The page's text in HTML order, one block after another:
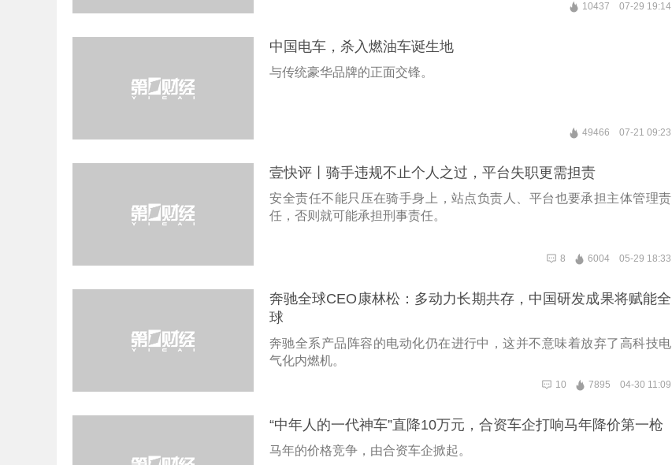
10437 07-29 19:14
中国电车，杀入燃油车诞生地
与传统豪华品牌的正面交锋。
49466 07-21 09:23
壹快评丨骑手违规不止个人之过，平台失职更需担责
‌安全责任不能只压在骑手身上‌，站点负责人、平台也要承担主体管理责
任，否则就可能承担刑事责任。
8 6004 05-29 18:33
奔驰全球CEO康林松：多动力长期共存，中国研发成果将赋能全
球
奔驰全系产品阵容的电动化仍在进行中，这并不意味着放弃了高科技电
气化内燃机。
10 7895 04-30 11:09
“中年人的一代神车”直降10万元，合资车企打响马年降价第一枪
马年的价格竞争，由合资车企掀起。